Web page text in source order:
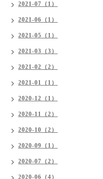
2021-07（1）
2021-06（1）
2021-05（1）
2021-03（3）
2021-02（2）
2021-01（1）
2020-12（1）
2020-11（2）
2020-10（2）
2020-09（1）
2020-07（2）
2020-06（4）